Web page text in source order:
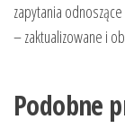
zapytania
– zaktualizowane i
Podobne